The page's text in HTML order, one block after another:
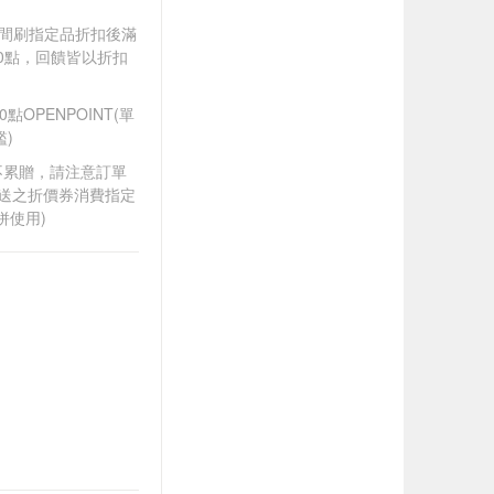
刷指定品折扣後滿
，回饋皆以折扣
點OPENPOINT(單
)
贈，請注意訂單
之折價券消費指定
使用)